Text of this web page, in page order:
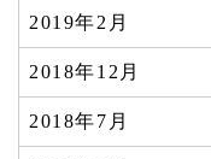
2019年2月
2018年12月
2018年7月